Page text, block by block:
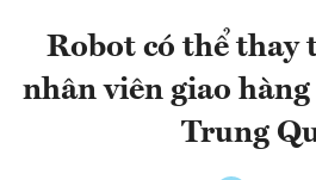
Robot có thể thay
nhân viên giao
Trung